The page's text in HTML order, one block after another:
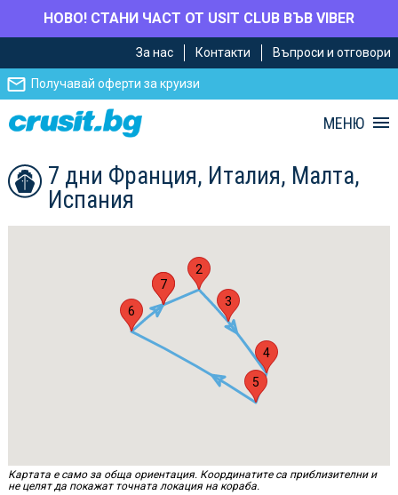
НОВО! СТАНИ ЧАСТ ОТ USIT CLUB ВЪВ VIBER
главното
съдържание
Навигацията
За нас Контакти Въпроси и отговори
Получавай оферти за круизи
МЕНЮ
7 дни Франция, Италия, Малта,
Испания
1
2
3
4
5
6
7
Картата е само за обща ориентация. Координатите са приблизителни и
не целят да покажат точната локация на кораба.